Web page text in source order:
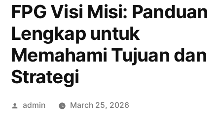
FPG Visi Misi: Panduan
Lengkap untuk
Memahami Tujuan dan
Strategi
Posted
admin March 25, 2026